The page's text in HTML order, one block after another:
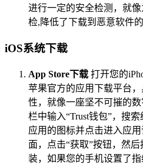
进行一定的安全检测，就
检,降低了下载到恶意软件的
iOS系统下载
App Store下载 打开您的
苹果官方的应用下载平台
性，就像一座坚不可摧的
栏中输入“Trust钱包”，搜
应用的图标并点击进入应
面，点击“获取”按钮，然
装，如果您的手机设置了